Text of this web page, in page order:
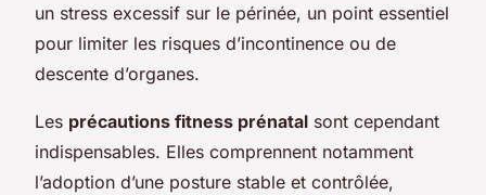
un stress excessif sur le périnée, un point essentiel
pour limiter les risques d’incontinence ou de
descente d’organes.
Les précautions fitness prénatal sont cependant
indispensables. Elles comprennent notamment
l’adoption d’une posture stable et contrôlée,